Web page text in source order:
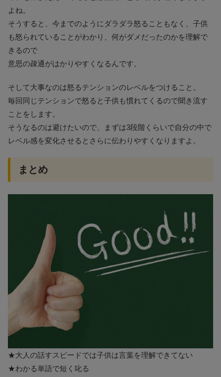
よね。
そうすると、今までのようにダラダラ怒ることもなく、子供
も怒られていることがわかり、何がダメだったのかを理解で
きるので
意思の疎通がはかりやすくなるんです。
そして大事なのは怒るテンションのレベルをつけること。
毎回同じテンションで怒ると子供も慣れてくるので聞き流す
ことをします。
そうなるのは避けたいので、まずは3段階くらいで自分の中で
レベル感を変化させるとさらに伝わりやすくなりますよ。
まとめ
★大人の話すスピードでは子供は言葉を理解できてない
★わかる単語で短く叱る